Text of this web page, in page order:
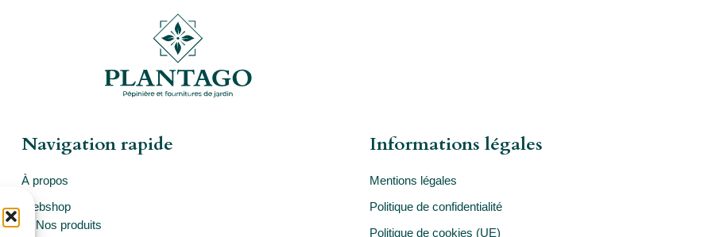
Navigation rapide
À propos
Webshop
Nos produits
Informations légales
Mentions légales
Politique de confidentialité
Politique de cookies (UE)